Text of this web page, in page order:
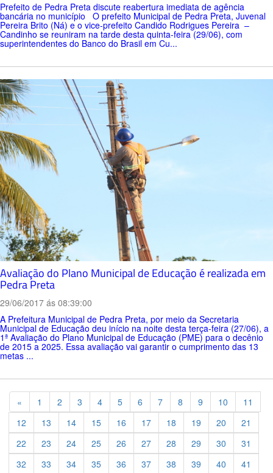
Prefeito de Pedra Preta discute reabertura imediata de agência
bancária no município O prefeito Municipal de Pedra Preta, Juvenal
Pereira Brito (Ná) e o vice-prefeito Candido Rodrigues Pereira –
Candinho se reuniram na tarde desta quinta-feira (29/06), com
superintendentes do Banco do Brasil em Cu...
Avaliação do Plano Municipal de Educação é realizada em
Pedra Preta
29/06/2017 ás 08:39:00
A Prefeitura Municipal de Pedra Preta, por meio da Secretaria
Municipal de Educação deu início na noite desta terça-feira (27/06), a
1ª Avaliação do Plano Municipal de Educação (PME) para o decênio
de 2015 a 2025. Essa avaliação vai garantir o cumprimento das 13
metas ...
« Previous
1 2 3 4 5 6 7 8 9 10
11
12
13 14 15 16 17 18 19 20
21
22
23 24 25 26 27 28 29 30
31
32
33 34 35 36 37 38 39 40 41